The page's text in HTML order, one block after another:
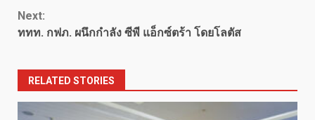
Next:
ททท. กฟภ. ผนึกกำลัง ซีพี แอ็กซ์ตร้า โดยโลตัส
RELATED STORIES